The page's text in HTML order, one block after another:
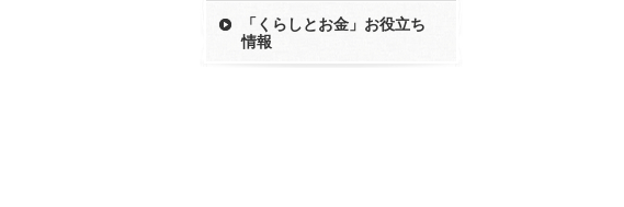
「くらしとお金」お役立ち
情報